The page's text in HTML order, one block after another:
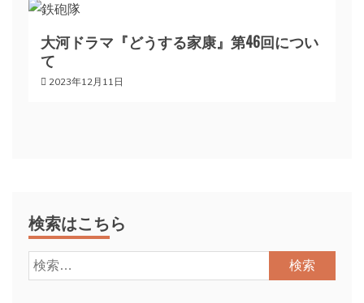
大河ドラマ『どうする家康』第46回につい
て
2023年12月11日
検索はこちら
検
索: